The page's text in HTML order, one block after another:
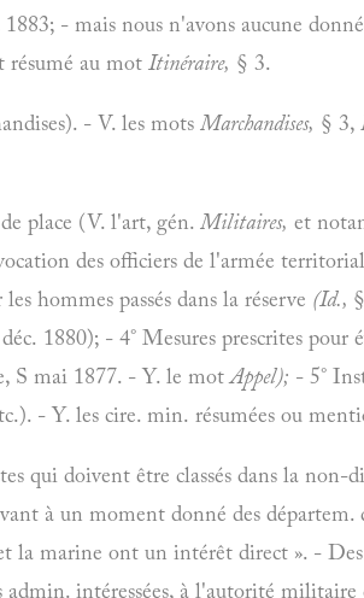
- mais nous n'avons aucune
au mot Itinéraire, § 3.
- V. les mots Marchandises, § 3,
place (V. l'art, gén. Militaires, et
des officiers de l'armée
hommes passés dans la réserve (Id.,
1880); - 4° Mesures prescrites
S mai 1877. - Y. le motAppel); - 5°
- Y. les cire. min. résumées ou
qui doivent être classés dans la non-
à un moment donné des départem.
la marine ont un intérêt direct ». -
intéressées, à l'autorité militaire